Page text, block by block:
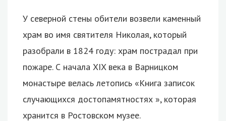
У северной стены обители возвели каменный
храм во имя святителя Николая, который
разобрали в 1824 году: храм пострадал при
пожаре. С начала XIX века в Варницком
монастыре велась летопись «Книга записок
случающихся достопамятностях », которая
хранится в Ростовском музее.